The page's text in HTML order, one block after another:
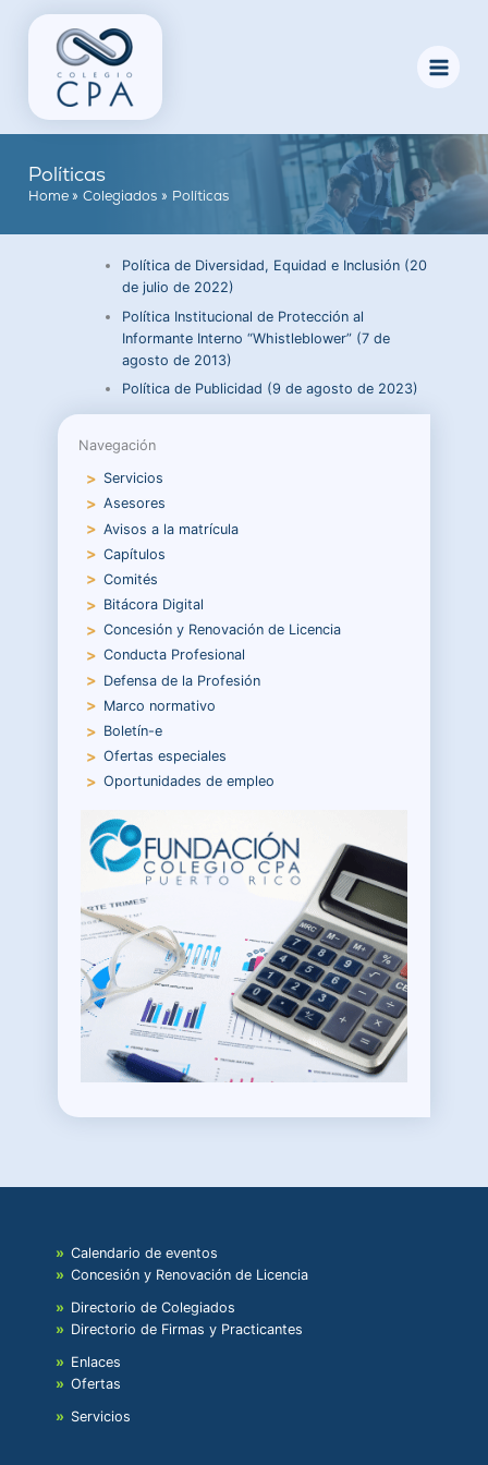
Políticas
Home Colegiados Políticas
Política de Diversidad, Equidad e Inclusión (20
de julio de 2022)
Política Institucional de Protección al
Informante Interno “Whistleblower” (7 de
agosto de 2013)
Política de Publicidad (9 de agosto de 2023)
Navegación
Servicios
Asesores
Avisos a la matrícula
Capítulos
Comités
Bitácora Digital
Concesión y Renovación de Licencia
Conducta Profesional
Defensa de la Profesión
Marco normativo
Boletín-e
Ofertas especiales
Oportunidades de empleo
Calendario de eventos
Concesión y Renovación de Licencia
Directorio de Colegiados
Directorio de Firmas y Practicantes
Enlaces
Ofertas
Servicios